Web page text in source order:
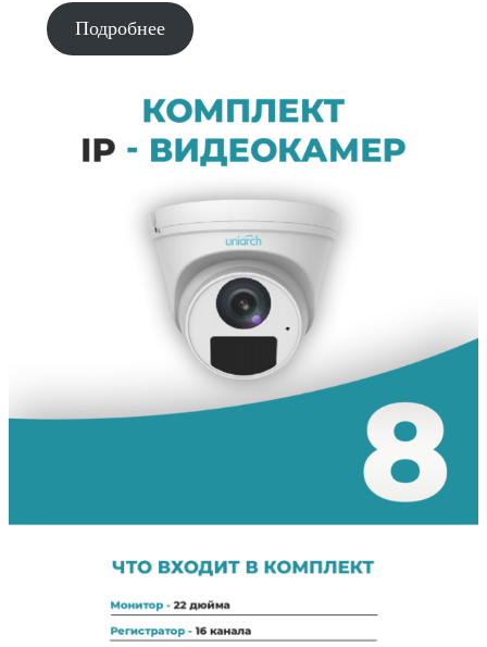
Подробнее